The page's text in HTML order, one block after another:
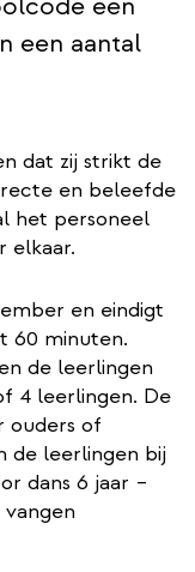
een aantal
dat zij strikt de
en beleefde
het personeel
elkaar.
en eindigt
60 minuten.
de leerlingen
4 leerlingen. De
ouders of
de leerlingen bij
dans 6 jaar –